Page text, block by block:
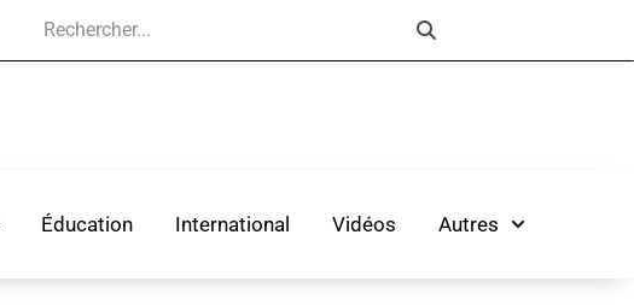
Éducation International Vidéos Autres